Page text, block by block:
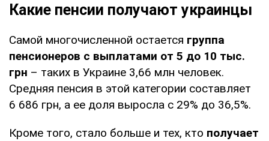
Какие пенсии получают украинцы
Самой многочисленной остается группа
пенсионеров с выплатами от 5 до 10 тыс.
грн – таких в Украине 3,66 млн человек.
Средняя пенсия в этой категории составляет
6 686 грн, а ее доля выросла с 29% до 36,5%.
Кроме того, стало больше и тех, кто получает